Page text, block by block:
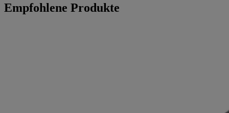
Empfohlene Produkte